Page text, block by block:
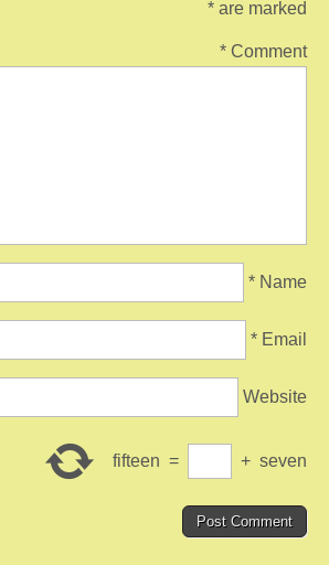
are marked
*
Comment
*
Name
*
Email
*
Website
seven
+
=
fifteen